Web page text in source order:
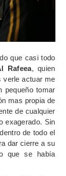
que casi todo
Rafeea, quien
verle actuar me
pequeño tomar
mas propia de
de cualquier
exagerado. Sin
de todo el
dar cierre a su
que se había